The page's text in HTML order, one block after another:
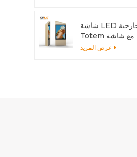
شاشة LED خارجية
Totem مع شاشة
6500 شمعة - مزدوجة
عرض المزيد